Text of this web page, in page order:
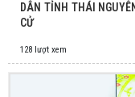
DÂN TỈNH THÁI
CỬ
128 lượt xem